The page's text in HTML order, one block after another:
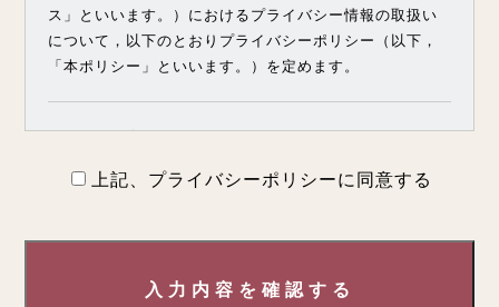
ス」といいます。）におけるプライバシー情報の取扱い
について，以下のとおりプライバシーポリシー（以下，
「本ポリシー」といいます。）を定めます。
月日，住所，電話番号，連絡先その他の記述等により特
上記、プライバシーポリシーに同意する
入力内容を確認する